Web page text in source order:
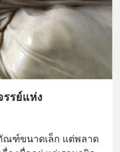
รย์แห่ง
ฑ์ขนาดเล็ก แต่พลาด